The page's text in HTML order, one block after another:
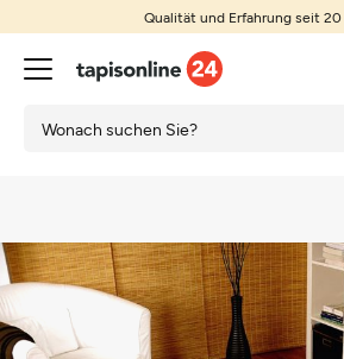
Qualität und Erfahrung seit 20